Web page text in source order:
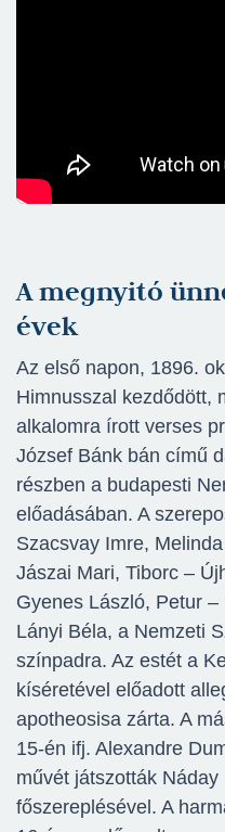
A megnyitó
évek
Az első napon, 1896.
Himnusszal kezdődött,
alkalomra írott verses
József Bánk bán című
részben a budapesti
előadásában. A
Szacsvay Imre,
Jászai Mari, Tiborc –
Gyenes László, Petur
Lányi Béla, a Nemzeti
színpadra. Az estét a
kíséretével előadott
apotheosisa zárta. A
15-én ifj. Alexandre
művét játszották
főszereplésével. A